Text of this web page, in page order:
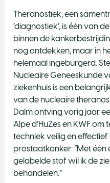
Theranostiek, een
‘diagnostiek’, is één van
binnen de
nog ontdekken, maar in
helemaal ingeburgerd.
Nucleaire Geneeskunde
ziekenhuis is een
van de nucleaire
Dalm ontving vorig jaar
Alpe d’HuZes en KWF
techniek veilig en
prostaatkanker: “Met
gelabelde stof wil ik de
behandelen.”